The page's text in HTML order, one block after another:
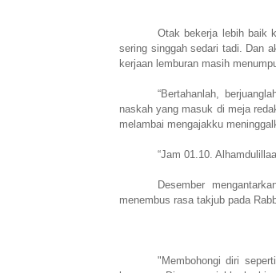
Otak bekerja lebih baik
sering singgah sedari tadi. Dan
kerjaan lemburan masih
“Bertahanlah,
naskah yang masuk di meja
melambai mengajakku
“Jam 01.10.
Desember
menembus rasa takjub pada
"Membohongi diri